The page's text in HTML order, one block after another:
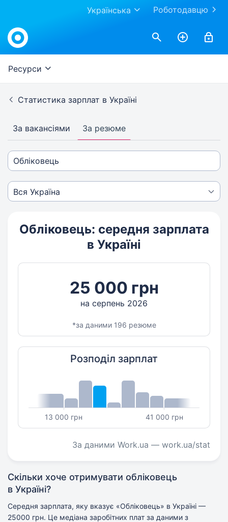
Роботодавцю
Українська
Ресурси
Статистика зарплат в Україні
За вакансіями За резюме
Обліковець: середня зарплата
в Україні
25 000 грн
на серпень 2026
*за даними 196 резюме
Розподіл зарплат
13 000 грн 41 000 грн
За даними Work.ua — work.ua/stat
Скільки хоче отримувати обліковець
в Україні?
Середня зарплата, яку вказує «Обліковець» в Україні —
25000 грн. Це медіана заробітних плат за даними з